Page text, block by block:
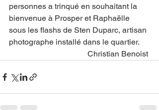
personnes a trinqué en souhaitant la
bienvenue à Prosper et Raphaëlle
sous les flashs de Sten Duparc, artisan
photographe installé dans le quartier.
Christian Benoist